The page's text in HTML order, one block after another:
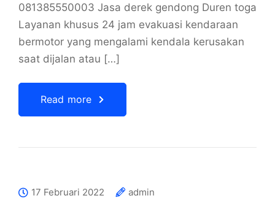
081385550003 Jasa derek gendong Duren toga
Layanan khusus 24 jam evakuasi kendaraan
bermotor yang mengalami kendala kerusakan
saat dijalan atau […]
Read more
17 Februari 2022
admin